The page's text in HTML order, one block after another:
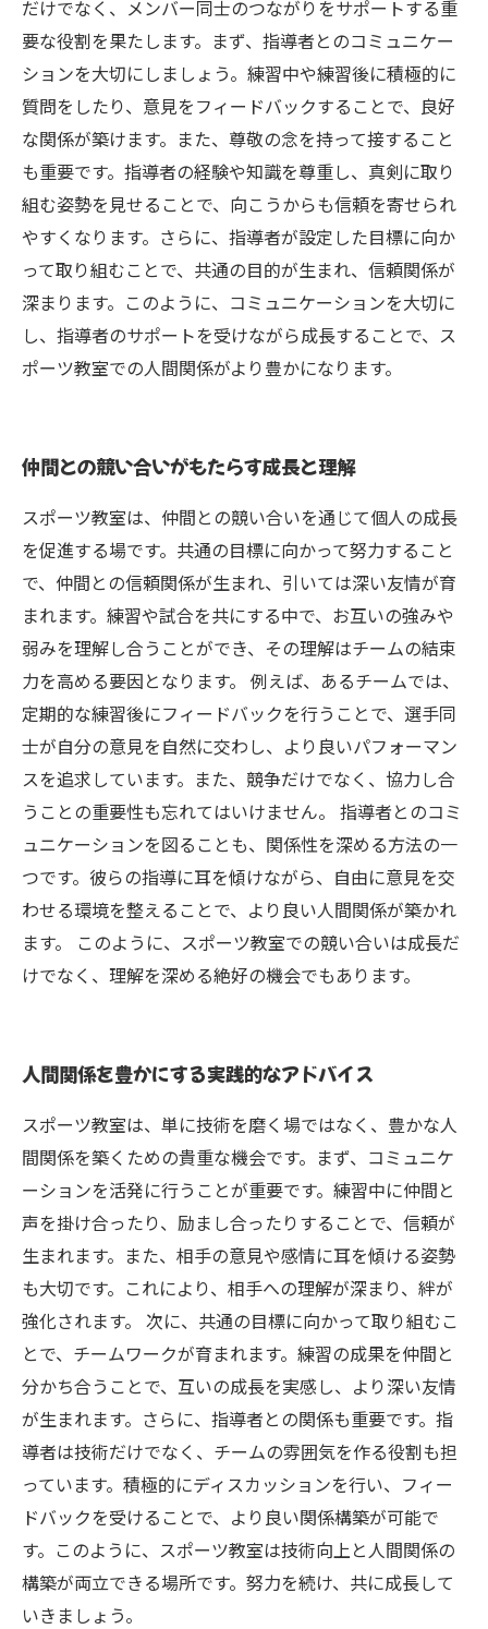
だけでなく、メンバー同士のつながりをサポートする重
要な役割を果たします。まず、指導者とのコミュニケー
ションを大切にしましょう。練習中や練習後に積極的に
質問をしたり、意見をフィードバックすることで、良好
な関係が築けます。また、尊敬の念を持って接すること
も重要です。指導者の経験や知識を尊重し、真剣に取り
組む姿勢を見せることで、向こうからも信頼を寄せられ
やすくなります。さらに、指導者が設定した目標に向か
って取り組むことで、共通の目的が生まれ、信頼関係が
深まります。このように、コミュニケーションを大切に
し、指導者のサポートを受けながら成長することで、ス
ポーツ教室での人間関係がより豊かになります。
仲間との競い合いがもたらす成長と理解
スポーツ教室は、仲間との競い合いを通じて個人の成長
を促進する場です。共通の目標に向かって努力すること
で、仲間との信頼関係が生まれ、引いては深い友情が育
まれます。練習や試合を共にする中で、お互いの強みや
弱みを理解し合うことができ、その理解はチームの結束
力を高める要因となります。 例えば、あるチームでは、
定期的な練習後にフィードバックを行うことで、選手同
士が自分の意見を自然に交わし、より良いパフォーマン
スを追求しています。また、競争だけでなく、協力し合
うことの重要性も忘れてはいけません。 指導者とのコミ
ュニケーションを図ることも、関係性を深める方法の一
つです。彼らの指導に耳を傾けながら、自由に意見を交
わせる環境を整えることで、より良い人間関係が築かれ
ます。 このように、スポーツ教室での競い合いは成長だ
けでなく、理解を深める絶好の機会でもあります。
人間関係を豊かにする実践的なアドバイス
スポーツ教室は、単に技術を磨く場ではなく、豊かな人
間関係を築くための貴重な機会です。まず、コミュニケ
ーションを活発に行うことが重要です。練習中に仲間と
声を掛け合ったり、励まし合ったりすることで、信頼が
生まれます。また、相手の意見や感情に耳を傾ける姿勢
も大切です。これにより、相手への理解が深まり、絆が
強化されます。 次に、共通の目標に向かって取り組むこ
とで、チームワークが育まれます。練習の成果を仲間と
分かち合うことで、互いの成長を実感し、より深い友情
が生まれます。さらに、指導者との関係も重要です。指
導者は技術だけでなく、チームの雰囲気を作る役割も担
っています。積極的にディスカッションを行い、フィー
ドバックを受けることで、より良い関係構築が可能で
す。このように、スポーツ教室は技術向上と人間関係の
構築が両立できる場所です。努力を続け、共に成長して
いきましょう。